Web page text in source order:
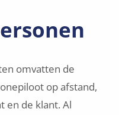
omvatten de
op afstand,
en de klant. Al